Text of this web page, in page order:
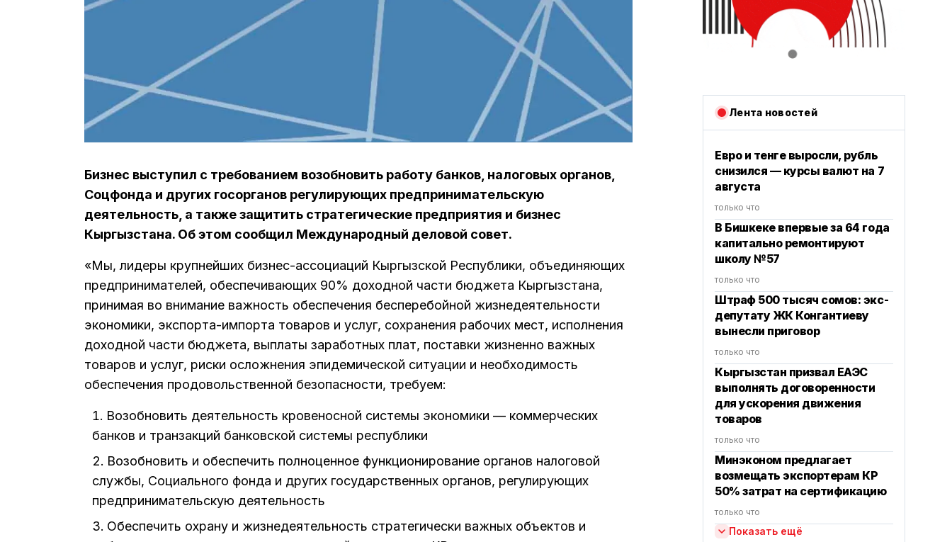
Бизнес выступил с требованием возобновить работу банков, налоговых органов,
Соцфонда и других госорганов регулирующих предпринимательскую
деятельность, а также защитить стратегические предприятия и бизнес
Кыргызстана. Об этом сообщил Международный деловой совет.
«Мы, лидеры крупнейших бизнес-ассоциаций Кыргызской Республики, объединяющих
предпринимателей, обеспечивающих 90% доходной части бюджета Кыргызстана,
принимая во внимание важность обеспечения бесперебойной жизнедеятельности
экономики, экспорта-импорта товаров и услуг, сохранения рабочих мест, исполнения
доходной части бюджета, выплаты заработных плат, поставки жизненно важных
товаров и услуг, риски осложнения эпидемической ситуации и необходимость
обеспечения продовольственной безопасности, требуем:
Возобновить деятельность кровеносной системы экономики — коммерческих
банков и транзакций банковской системы республики
Возобновить и обеспечить полноценное функционирование органов налоговой
службы, Социального фонда и других государственных органов, регулирующих
предпринимательскую деятельность
Обеспечить охрану и жизнедеятельность стратегически важных объектов и
Лента новостей
Евро и тенге выросли, рубль
снизился — курсы валют на 7
августа
только что
В Бишкеке впервые за 64 года
капитально ремонтируют
школу №57
только что
Штраф 500 тысяч сомов: экс-
депутату ЖК Конгантиеву
вынесли приговор
только что
Кыргызстан призвал ЕАЭС
выполнять договоренности
для ускорения движения
товаров
только что
Минэконом предлагает
возмещать экспортерам КР
50% затрат на сертификацию
только что
Показать ещё